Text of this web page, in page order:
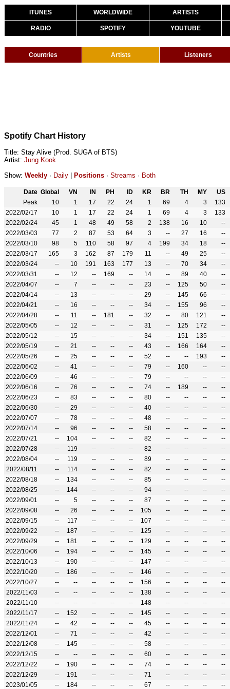
ITUNES WORLDWIDE ARTISTS
RADIO SPOTIFY YOUTUBE
Countries Artists Listeners
Spotify Chart History
Title: Stay Alive (Prod. SUGA of BTS)
Artist: Jung Kook
Show: Weekly · Daily Positions · Streams · Both
Date Global VN IN PH ID KR BR TH MY
US
Peak
10 1 17 22 24 1 69 4 3
133
2022/02/17
10 1 17 22 24 1 69 4 3
133
2022/02/24
45 1 48 49 58 2 138 16 10
--
2022/03/03
77 2 87 53 64 3 -- 27 16
--
2022/03/10
98 5 110 58 97 4 199 34 18
--
2022/03/17
165 3 162 87 179 11 -- 49 25
--
2022/03/24
-- 10 191 163 177 13 -- 70 34
--
2022/03/31
-- 12 -- 169 -- 14 -- 89 40
--
2022/04/07
-- 7 -- -- -- 23 -- 125 50
--
2022/04/14
-- 13 -- -- -- 29 -- 145 66
--
2022/04/21
-- 16 -- -- -- 34 -- 155 96
--
2022/04/28
-- 11 -- 181 -- 32 -- 80 121
--
2022/05/05
-- 12 -- -- -- 31 -- 125 172
--
2022/05/12
-- 15 -- -- -- 34 -- 151 135
--
2022/05/19
-- 21 -- -- -- 43 -- 166 164
--
2022/05/26
-- 25 -- -- -- 52 -- -- 193
--
2022/06/02
-- 41 -- -- -- 79 -- 160 --
--
2022/06/09
-- 46 -- -- -- 79 -- -- --
--
2022/06/16
-- 76 -- -- -- 74 -- 189 --
--
2022/06/23
-- 83 -- -- -- 80 -- -- --
--
2022/06/30
-- 29 -- -- -- 40 -- -- --
--
2022/07/07
-- 78 -- -- -- 48 -- -- --
--
2022/07/14
-- 96 -- -- -- 58 -- -- --
--
2022/07/21
-- 104 -- -- -- 82 -- -- --
--
2022/07/28
-- 119 -- -- -- 82 -- -- --
--
2022/08/04
-- 119 -- -- -- 89 -- -- --
--
2022/08/11
-- 114 -- -- -- 82 -- -- --
--
2022/08/18
-- 134 -- -- -- 85 -- -- --
--
2022/08/25
-- 144 -- -- -- 94 -- -- --
--
2022/09/01
-- 5 -- -- -- 87 -- -- --
--
2022/09/08
-- 26 -- -- -- 105 -- -- --
--
2022/09/15
-- 117 -- -- -- 107 -- -- --
--
2022/09/22
-- 187 -- -- -- 125 -- -- --
--
2022/09/29
-- 181 -- -- -- 129 -- -- --
--
2022/10/06
-- 194 -- -- -- 145 -- -- --
--
2022/10/13
-- 190 -- -- -- 147 -- -- --
--
2022/10/20
-- 186 -- -- -- 146 -- -- --
--
2022/10/27
-- -- -- -- -- 156 -- -- --
--
2022/11/03
-- -- -- -- -- 138 -- -- --
--
2022/11/10
-- -- -- -- -- 148 -- -- --
--
2022/11/17
-- 152 -- -- -- 145 -- -- --
--
2022/11/24
-- 42 -- -- -- 45 -- -- --
--
2022/12/01
-- 71 -- -- -- 42 -- -- --
--
2022/12/08
-- 145 -- -- -- 58 -- -- --
--
2022/12/15
-- -- -- -- -- 60 -- -- --
--
2022/12/22
-- 190 -- -- -- 74 -- -- --
--
2022/12/29
-- 191 -- -- -- 71 -- -- --
--
2023/01/05
-- 184 -- -- -- 67 -- -- --
--